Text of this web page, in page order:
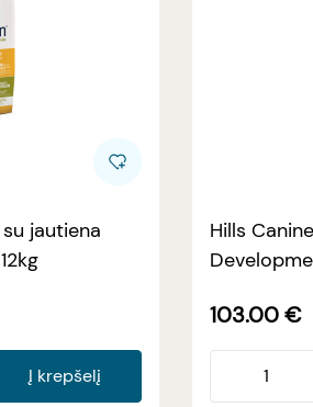
jautiena
Į krepšelį
Hills
103.00 €